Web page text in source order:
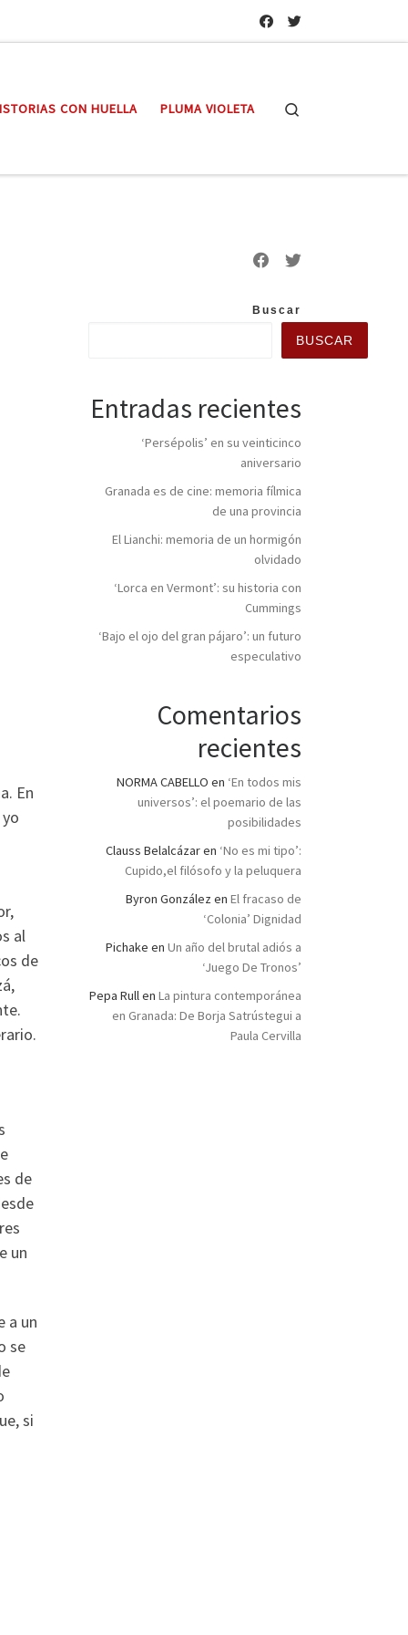
CON HUELLA PLUMA VIOLETA
En
al
de
de
un
a un
se
si
Buscar
BUSCAR
Entradas recientes
‘Persépolis’ en su veinticinco
aniversario
Granada es de cine: memoria fílmica
de una provincia
El Lianchi: memoria de un hormigón
olvidado
‘Lorca en Vermont’: su historia con
Cummings
‘Bajo el ojo del gran pájaro’: un futuro
especulativo
Comentarios
recientes
NORMA CABELLO en ‘En todos mis
universos’: el poemario de las
posibilidades
Clauss Belalcázaren ‘No es mi tipo’:
Cupido,el filósofo y la peluquera
Byron González en El fracaso de
‘Colonia’ Dignidad
Pichake en Un año del brutal adiós a
‘Juego De Tronos’
Pepa Rullen La pintura contemporánea
en Granada: De Borja Satrústegui a
Paula Cervilla